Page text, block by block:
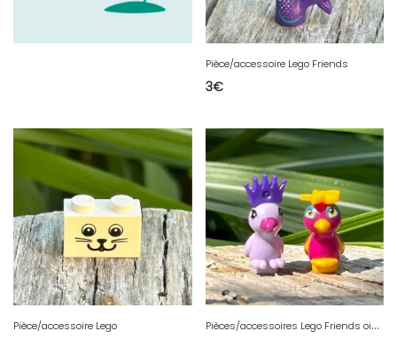
Pièce/accessoire Lego Friends
3€
Pièce/accessoire Lego P
ièces/accessoires Lego Friends oiseaux exotiques